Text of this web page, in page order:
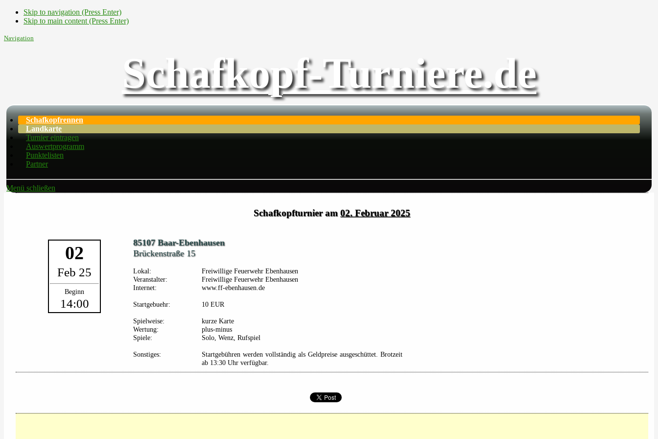
Skip to navigation (Press Enter)
Skip to main content (Press Enter)
Navigation
Schafkopf-Turniere.de
Schafkopfrennen
Landkarte
Turnier eintragen
Auswertprogramm
Punktelisten
Partner
Menü schließen
Schafkopfturnier am 02. Februar 2025
02
Feb 25
Beginn
14:00
85107 Baar-Ebenhausen
Brückenstraße 15
Lokal:
Freiwillige Feuerwehr Ebenhausen
Veranstalter:
Freiwillige Feuerwehr Ebenhausen
Internet:
www.ff-ebenhausen.de
Startgebuehr: 10 EUR
Spielweise:
kurze Karte
Wertung:
plus-minus
Spiele:
Solo, Wenz, Rufspiel
Sonstiges:
Startgebühren werden vollständig als Geldpreise ausgeschüttet. Brotzeit
ab 13:30 Uhr verfügbar.